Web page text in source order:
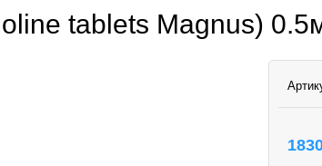
tablets Magnus)